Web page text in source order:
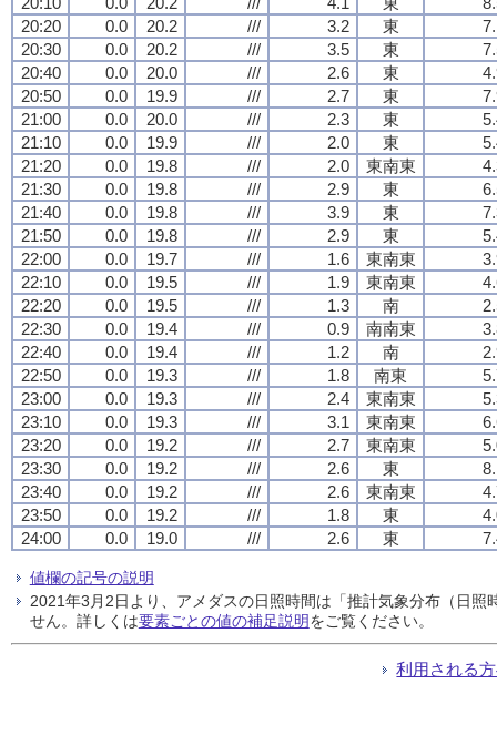
20:20
0.0 20.2 /// 3.2 東
20:30
0.0 20.2 /// 3.5 東
20:40
0.0 20.0 /// 2.6 東
20:50
0.0 19.9 /// 2.7 東
21:00
0.0 20.0 /// 2.3 東
21:10
0.0 19.9 /// 2.0 東
21:20
0.0 19.8 /// 2.0 東南東
21:30
0.0 19.8 /// 2.9 東
21:40
0.0 19.8 /// 3.9 東
21:50
0.0 19.8 /// 2.9 東
22:00
0.0 19.7 /// 1.6 東南東
22:10
0.0 19.5 /// 1.9 東南東
22:20
0.0 19.5 /// 1.3 南
22:30
0.0 19.4 /// 0.9 南南東
22:40
0.0 19.4 /// 1.2 南
22:50
0.0 19.3 /// 1.8 南東
23:00
0.0 19.3 /// 2.4 東南東
23:10
0.0 19.3 /// 3.1 東南東
23:20
0.0 19.2 /// 2.7 東南東
23:30
0.0 19.2 /// 2.6 東
23:40
0.0 19.2 /// 2.6 東南東
23:50
0.0 19.2 /// 1.8 東
24:00
0.0 19.0 /// 2.6 東
値欄の記号の説明
2021年3月2日より、アメダスの日照時間は「推計気象分布（日
せん。詳しくは要素ごとの値の補足説明をご覧ください。
利用される